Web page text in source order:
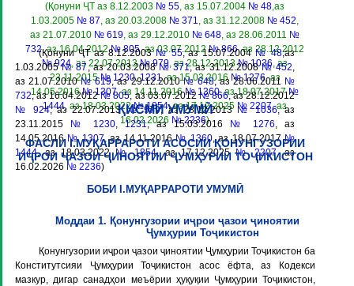
(Қонуни ҶТ аз 8.12.2003 № 55, аз 15.07.2004 № 48,аз
1.03.2005 № 87, аз 20.03.2008 № 371, аз 31.12.2008 № 452,
аз 21.07.2010 № 619, аз 29.12.2010 № 648, аз 28.06.2011 №
732, аз 16.04.2012№ 805, аз 03.07.2012№ 866, аз 28.12.2012
№ 924, аз 22.07.2013№ 979, аз 28.12.2013№ 1036, аз
23.11.2015 № 1230,1231, аз 15.03.2016 № 1276, аз
14.05.2016№ 1307, аз 14.11.2016№ 1360, аз 18.07.2017 №
1444, аз 18.03.2022№ 1854, аз 17.12.2025 № 2207, аз
16.02.2026 № 2236)
(Қонуни ҶТ аз 8.12.2003 № 55, аз 15.07.2004№ 48,аз
1.03.2005№ 87 , аз 20.03.2008 № 371, аз 31.12.2008№ 452,
аз 21.07.2010№ 619, аз 29.12.2010№ 648, аз 28.06.2011 №
732, аз 16.04.2012№ 805, аз 03.07.2012№ 866, аз 28.12.2012
№ 924, аз 22.07.2013№ 979, аз 28.12.2013 № 1036, аз
23.11.2015
№ 1230,1231, аз 15.03.2016 № 1276, аз
14.05.2016 № 1307, аз 14.11.2016№ 1360, аз 18.07.2017№
1444, аз 18.03.2022№ 1854, аз 17.12.2025№ 2207, аз
16.02.2026 № 2236)
ҚИСМИ УМУМӢ
ФАСЛИ I.МУҚАРРАРОТИ АСОСИИ ҚОНУНГУЗОРИИ
ИҶРОИ ҶАЗОИ ҶИНОЯТИИ ҶУМҲУРИИ ТОҶИКИСТОН
БОБИ I.МУҚАРРАРОТИ УМУМӢ
Моддаи 1. Қонунгузории иҷрои ҷазои ҷиноятии
Ҷумҳурии Тоҷикистон
Қонунгузории иҷрои ҷазои ҷиноятии Ҷумҳурии Тоҷикистон ба
Конститутсияи Ҷумҳурии Тоҷикистон асос ёфта, аз Кодекси
мазкур, дигар санадҳои меъёрии ҳуқуқии Ҷумҳурии Тоҷикистон,